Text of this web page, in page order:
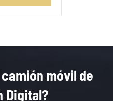
móvil de
Digital?